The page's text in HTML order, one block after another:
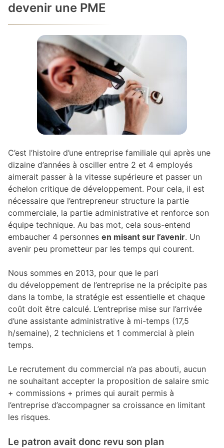
devenir une PME
C’est l’histoire d’une entreprise familiale qui après une
dizaine d’années à osciller entre 2 et 4 employés
aimerait passer à la vitesse supérieure et passer un
échelon critique de développement. Pour cela, il est
nécessaire que l’entrepreneur structure la partie
commerciale, la partie administrative et renforce son
équipe technique. Au bas mot, cela sous-entend
embaucher 4 personnes en misant sur l’avenir. Un
avenir peu prometteur par les temps qui courent.
Nous sommes en 2013, pour que le pari
du développement de l’entreprise ne la précipite pas
dans la tombe, la stratégie est essentielle et chaque
coût doit être calculé. L’entreprise mise sur l’arrivée
d’une assistante administrative à mi-temps (17,5
h/semaine), 2 techniciens et 1 commercial à plein
temps.
Le recrutement du commercial n’a pas abouti, aucun
ne souhaitant accepter la proposition de salaire smic
+ commissions + primes qui aurait permis à
l’entreprise d’accompagner sa croissance en limitant
les risques.
Le patron avait donc revu son plan